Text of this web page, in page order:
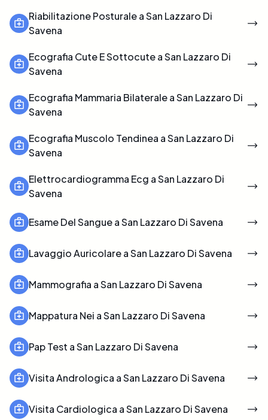
Riabilitazione Posturale a San Lazzaro Di
Savena
Ecografia Cute E Sottocute a San Lazzaro Di
Savena
Ecografia Mammaria Bilaterale a San Lazzaro Di
Savena
Ecografia Muscolo Tendinea a San Lazzaro Di
Savena
Elettrocardiogramma Ecg a San Lazzaro Di
Savena
Esame Del Sangue a San Lazzaro Di Savena
Lavaggio Auricolare a San Lazzaro Di Savena
Mammografia a San Lazzaro Di Savena
Mappatura Nei a San Lazzaro Di Savena
Pap Test a San Lazzaro Di Savena
Visita Andrologica a San Lazzaro Di Savena
Visita Cardiologica a San Lazzaro Di Savena